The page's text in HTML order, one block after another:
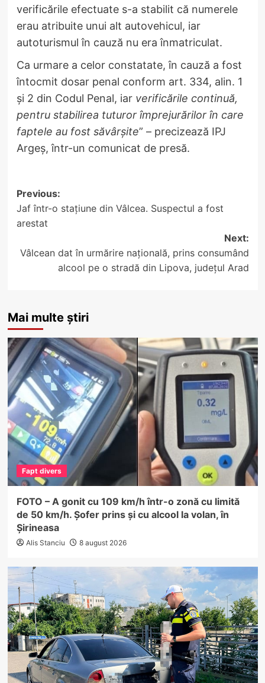
verificările efectuate s-a stabilit că numerele
erau atribuite unui alt autovehicul, iar
autoturismul în cauză nu era înmatriculat.
Ca urmare a celor constatate, în cauză a fost
întocmit dosar penal conform art. 334, alin. 1
și 2 din Codul Penal, iar verificările continuă,
pentru stabilirea tuturor împrejurărilor în care
faptele au fost săvârșite” – precizează IPJ
Argeș, într-un comunicat de presă.
Post
navigation
Previous:
Jaf într-o stațiune din Vâlcea. Suspectul a fost
arestat
Next:
Vâlcean dat în urmărire națională, prins consumând
alcool pe o stradă din Lipova, județul Arad
Mai multe știri
Fapt divers
FOTO – A gonit cu 109 km/h într-o zonă cu limită
de 50 km/h. Șofer prins și cu alcool la volan, în
Șirineasa
Alis Stanciu 8 august 2026